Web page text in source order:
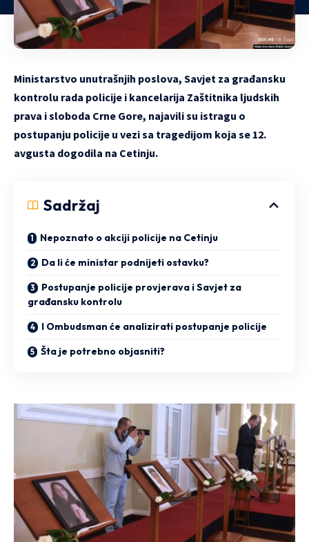
Ministarstvo unutrašnjih poslova, Savjet za građansku
kontrolu rada policije i kancelarija Zaštitnika ljudskih
prava i sloboda Crne Gore, najavili su istragu o
postupanju policije u vezi sa tragedijom koja se 12.
avgusta dogodila na Cetinju.
Sadržaj
Nepoznato o akciji policije na Cetinju
Da li će ministar podnijeti ostavku?
Postupanje policije provjerava i Savjet za
građansku kontrolu
I Ombudsman će analizirati postupanje policije
Šta je potrebno objasniti?